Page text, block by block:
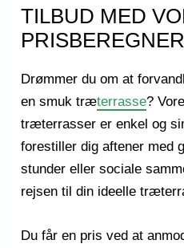
TILBUD MED
PRISBEREGNER
Drømmer du om at
en smuk træterrasse?
træterrasser er enkel og
forestiller dig aftener med
stunder eller sociale
rejsen til din ideelle
Du får en pris ved at